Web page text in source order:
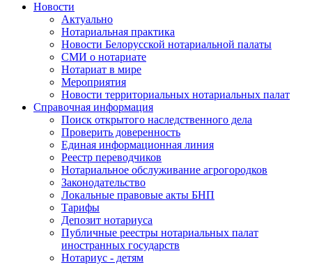
Новости
Актуально
Нотариальная практика
Новости Белорусской нотариальной палаты
СМИ о нотариате
Нотариат в мире
Мероприятия
Новости территориальных нотариальных палат
Справочная информация
Поиск открытого наследственного дела
Проверить доверенность
Единая информационная линия
Реестр переводчиков
Нотариальное обслуживание агрогородков
Законодательство
Локальные правовые акты БНП
Тарифы
Депозит нотариуса
Публичные реестры нотариальных палат
иностранных государств
Нотариус - детям